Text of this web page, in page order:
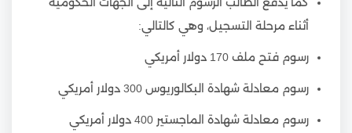
أثناء مرحلة التسجيل، وهي كالتالي:
رسوم فتح ملف 170 دولار أمريكي
رسوم معادلة شهادة البكالوريوس 300 دولار أمريكي
رسوم معادلة شهادة الماجستير 400 دولار أمريكي